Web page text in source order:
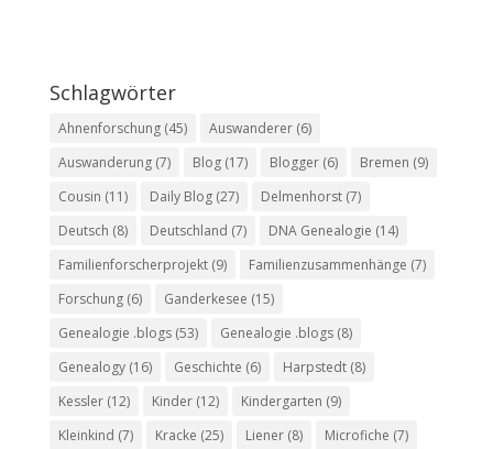
Schlagwörter
Ahnenforschung(45) Auswanderer(6)
Auswanderung(7) Blog(17) Blogger(6) Bremen (9)
Cousin (11) Daily Blog(27) Delmenhorst(7)
Deutsch (8) Deutschland (7) DNA Genealogie (14)
Familienforscherprojekt(9) Familienzusammenhänge (7)
Forschung(6) Ganderkesee (15)
Genealogie .blogs(53) Genealogie .blogs(8)
Genealogy(16) Geschichte (6) Harpstedt(8)
Kessler(12) Kinder(12) Kindergarten (9)
Kleinkind (7) Kracke (25) Liener(8) Microfiche (7)